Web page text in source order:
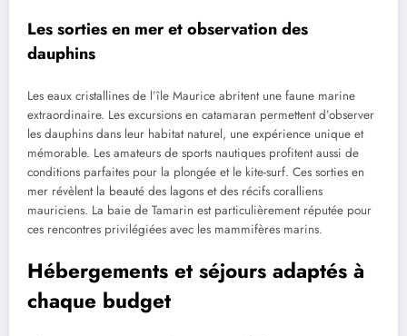
Les sorties en mer et observation des
dauphins
Les eaux cristallines de l’île Maurice abritent une faune marine
extraordinaire. Les excursions en catamaran permettent d’observer
les dauphins dans leur habitat naturel, une expérience unique et
mémorable. Les amateurs de sports nautiques profitent aussi de
conditions parfaites pour la plongée et le kite-surf. Ces sorties en
mer révèlent la beauté des lagons et des récifs coralliens
mauriciens. La baie de Tamarin est particulièrement réputée pour
ces rencontres privilégiées avec les mammifères marins.
Hébergements et séjours adaptés à
chaque budget